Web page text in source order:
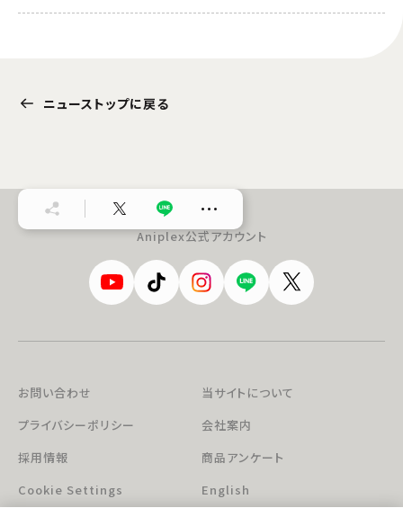
ニューストップに戻る
…
Aniplex公式アカウント
お問い合わせ
当サイトについて
プライバシーポリシー
会社案内
採用情報
商品アンケート
Cookie Settings
English